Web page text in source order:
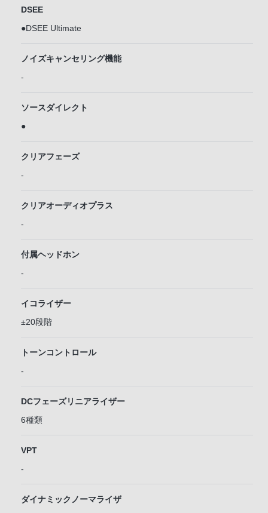
DSEE
●DSEE Ultimate
ノイズキャンセリング機能
-
ソースダイレクト
●
クリアフェーズ
-
クリアオーディオプラス
-
付属ヘッドホン
-
イコライザー
±20段階
トーンコントロール
-
DCフェーズリニアライザー
6種類
VPT
-
ダイナミックノーマライザ